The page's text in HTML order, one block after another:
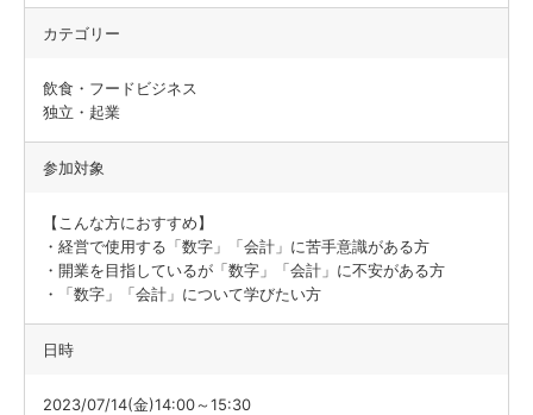
カテゴリー
飲食・フードビジネス
独立・起業
参加対象
【こんな方におすすめ】
・経営で使用する「数字」「会計」に苦手意識がある方
・開業を目指しているが「数字」「会計」に不安がある方
・「数字」「会計」について学びたい方
日時
2023/07/14(金)14:00～15:30